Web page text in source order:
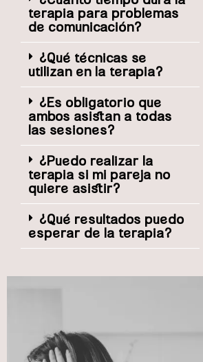
terapia para problemas
de comunicación?
¿Qué técnicas se
utilizan en la terapia?
¿Es obligatorio que
ambos asistan a todas
las sesiones?
¿Puedo realizar la
terapia si mi pareja no
quiere asistir?
¿Qué resultados puedo
esperar de la terapia?